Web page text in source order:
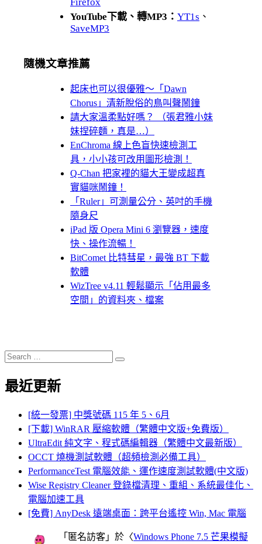
YouTube下載、轉MP3： YT1s 、
SaveMP3
隨機文章推薦
起床也可以很優雅～「Dawn
Chorus」清新脫俗的鳥叫聲鬧鐘
請大家溫柔點好嗎？ （張君雅小妹
妹捏碎麵，真是…）
EnChroma 線上色盲快速檢測工
具，小小孩可改用圖形檢測！
Q-Chan 把家裡的貓大王變成超真
實貓咪鬧鐘！
「Ruler」可測量公分、英吋的手機
隨身尺
iPad 版 Opera Mini 6 瀏覽器，速度
快、操作流暢！
BitComet 比特彗星，最強 BT 下載
軟體
WizTree v4.11 輕鬆顯示「佔用最多
空間」的資料夾、檔案
Search
for:
Search
最近更新
[統一發票] 中獎號碼 115 年 5、6月
[下載] WinRAR 壓縮軟體（繁體中文版+免費版）
UltraEdit 純文字、程式碼編輯器（繁體中文最新版）
OCCT 燒機測試軟體（超頻檢測必備工具）
PerformanceTest 電腦效能、運作速度測試軟體(中文版)
Wise Registry Cleaner 登錄檔清理、重組、系統最佳化、
電腦加速工具
[免費] AnyDesk 遠端桌面：跨平台遙控 Win, Mac 電腦
「 匿名訪客 」於〈Windows Phone 7.5 芒果模擬